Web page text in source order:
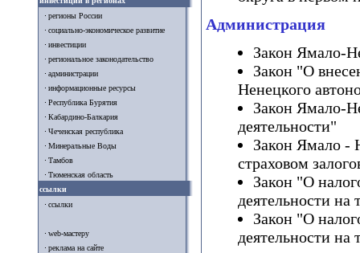
регионы России
социально-экономическое развитие
инвестиции
региональное законодательство
администрации
информационные ресурсы
Республика Бурятия
Кабардино-Балкария
Чеченская республика
Минеральные Воды
Тамбов
Тюменская область
ссылки
ссылки
web-мастеру
реклама на сайте
Администрация
Закон Ямало-
Закон "О
Ненецкого
Закон Ямало-
деятельности"
Закон Ямало -
страховом
Закон "О
деятельности
Закон "О
деятельности